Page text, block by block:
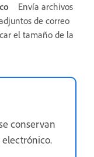
Envía archivos
de correo
el tamaño de la
conservan